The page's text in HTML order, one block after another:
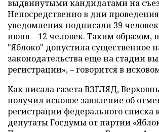
выдвинутыми кандидатами на
Непосредственно в дни
уведомления подписали 39
июня – 12 человек. Таким образом,
"Яблоко" допустила существенное
законодательства еще на стадии
регистрации», – говорится в
Как писала газета ВЗГЛЯД,
получилисковое заявление об
регистрации федерального списка
депутаты Госдумы от партии